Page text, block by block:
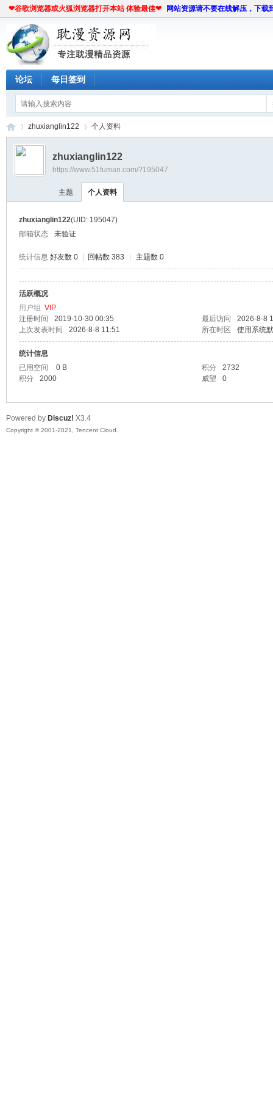
❤谷歌浏览器或火狐浏览器打开本站 体验最佳❤ 网站资源请不要在线解压，下载
论坛 每日签到
资
›
zhuxianglin122 个人资料
zhuxianglin122
https://www.51fuman.com/?195047
主题 个人资料
zhuxianglin122(UID: 195047)
邮箱状态
未验证
统计信息 好友数 0 回帖数 383 主题数 0
活跃概况
用户组 VIP
注册时间
2019-10-30 00:35 最后访问
2026-8-8
上次发表时间
2026-8-8 11:51 所在时区 使用系统
统计信息
已用空间
0 B 积分
2732
积分
2000 威望 0
Powered by Discuz! X3.4
Copyright © 2001-2021, Tencent Cloud.